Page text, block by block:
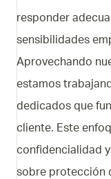
responder
sensibilidades
Aprovechando
estamos
dedicados que
cliente. Este
confidencialidad
sobre protección